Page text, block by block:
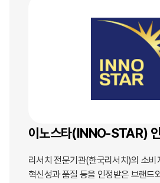
이노스타(INNO-STAR)
리서치 전문기관(한국리서치)의 소비
혁신성과 품질 등을 인정받은 브랜드